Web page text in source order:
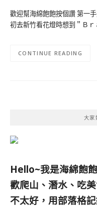
歡迎幫海綿飽飽按個讚 第一
初去新竹看花燈時想到＂Ｂ
CONTINUE READING
大家
Hello~我是海綿飽
歡爬山、潛水、吃
不太好，用部落格